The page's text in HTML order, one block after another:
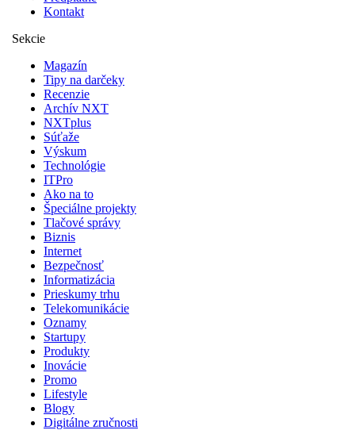
Kontakt
Sekcie
Magazín
Tipy na darčeky
Recenzie
Archív NXT
NXTplus
Súťaže
Výskum
Technológie
ITPro
Ako na to
Špeciálne projekty
Tlačové správy
Biznis
Internet
Bezpečnosť
Informatizácia
Prieskumy trhu
Telekomunikácie
Oznamy
Startupy
Produkty
Inovácie
Promo
Lifestyle
Blogy
Digitálne zručnosti